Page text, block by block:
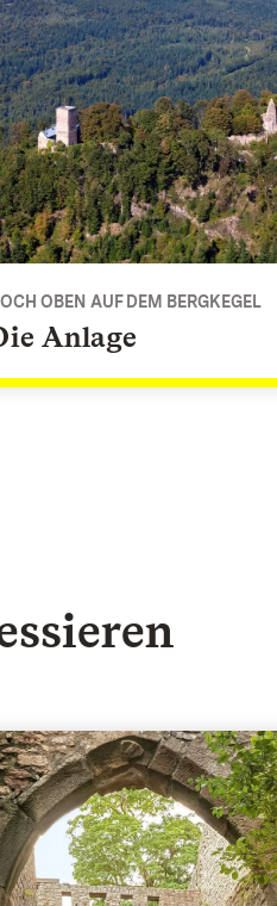
Anlage
OBEN AUF DEM BERGKEGEL
- Hoch oben auf dem
Schloss Hohenbaden -